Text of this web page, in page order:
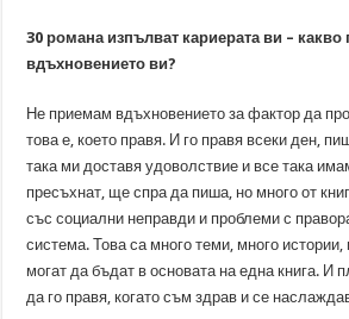
30 романа изпълват кариерата ви –
вдъхновението ви?
Не приемам вдъхновението за фактор да
това е, което правя. И го правя всеки ден,
така ми доставя удоволствие и все така
пресъхнат, ще спра да пиша, но много от
със социални неправди и проблеми с
система. Това са много теми, много истории,
могат да бъдат в основата на една книга. И
да го правя, когато съм здрав и се